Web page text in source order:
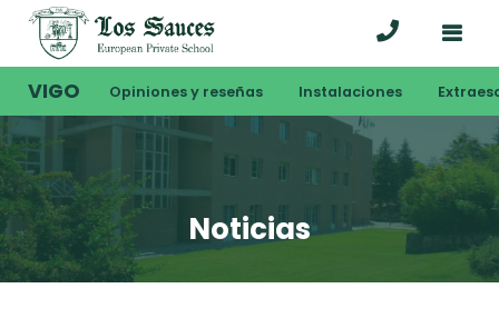
VIGO Opiniones y reseñas Instalaciones
Noticias